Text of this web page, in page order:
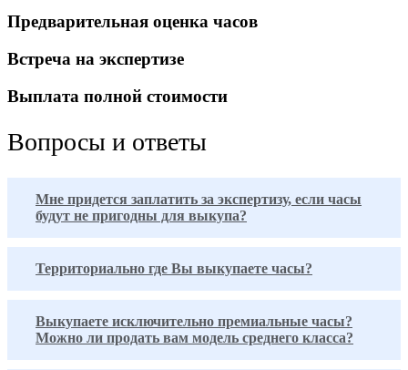
Предварительная оценка часов
Встреча на экспертизе
Выплата полной стоимости
Вопросы и ответы
Мне придется заплатить за экспертизу, если часы
будут не пригодны для выкупа?
Территориально где Вы выкупаете часы?
Выкупаете исключительно премиальные часы?
Можно ли продать вам модель среднего класса?